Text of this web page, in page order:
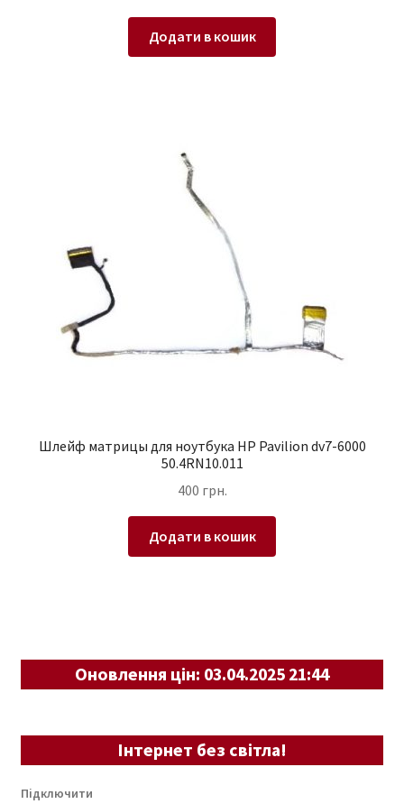
Додати в кошик
Шлейф матрицы для ноутбука HP Pavilion dv7-6000
50.4RN10.011
400 грн.
Додати в кошик
Оновлення цін: 03.04.2025 21:44
Інтернет без світла!
Підключити